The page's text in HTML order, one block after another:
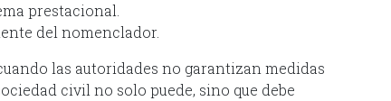
prestacional.
del nomenclador.
las autoridades no garantizan medidas
civil no solo puede, sino que debe